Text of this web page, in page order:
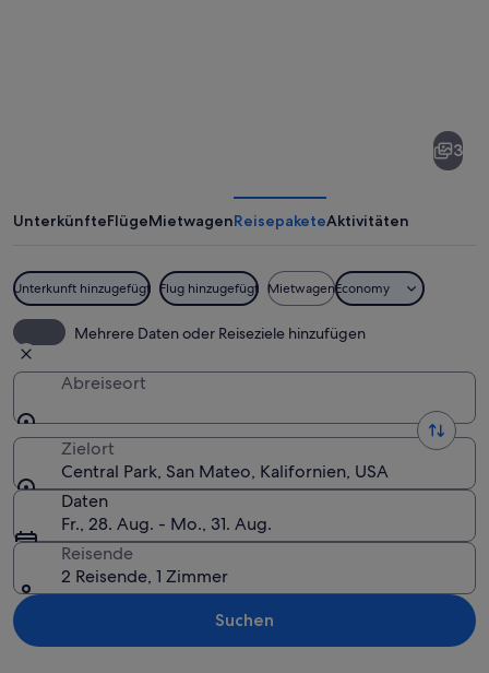
3
UnterkünfteFlügeMietwagenReisepaketeAktivitäten
Unterkunft hinzugefügt Flug hinzugefügt MietwagenEconomy
Mehrere Daten oder Reiseziele hinzufügen
Abreiseort
Zielort
Central Park, San Mateo, Kalifornien, USA
Daten
Fr., 28. Aug. - Mo., 31. Aug.
Reisende
2 Reisende, 1 Zimmer
Suchen